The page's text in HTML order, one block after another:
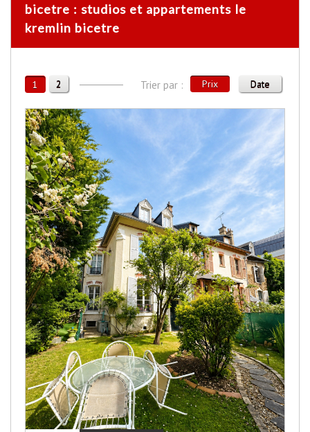
bicetre : studios et appartements le
kremlin bicetre
1 2 Trier par : Prix Date